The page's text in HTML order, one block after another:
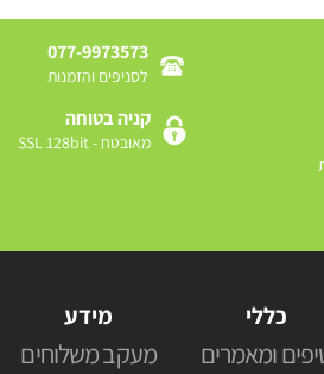
077-9973573
לסניפים והזמנות
קניה בטוחה
מאובטח - SSL 128bit
כללי
ומאמרים
מידע
מעקב משלוחים